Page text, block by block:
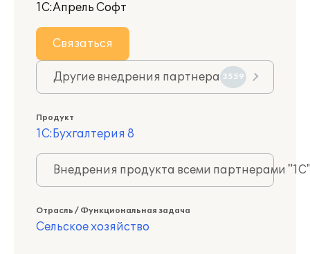
1С:Апрель Софт
Связаться
Другие внедрения партнера 3559
Продукт
1С:Бухгалтерия 8
Внедрения продукта всеми партнерами
Отрасль / Функциональная задача
Сельское хозяйство